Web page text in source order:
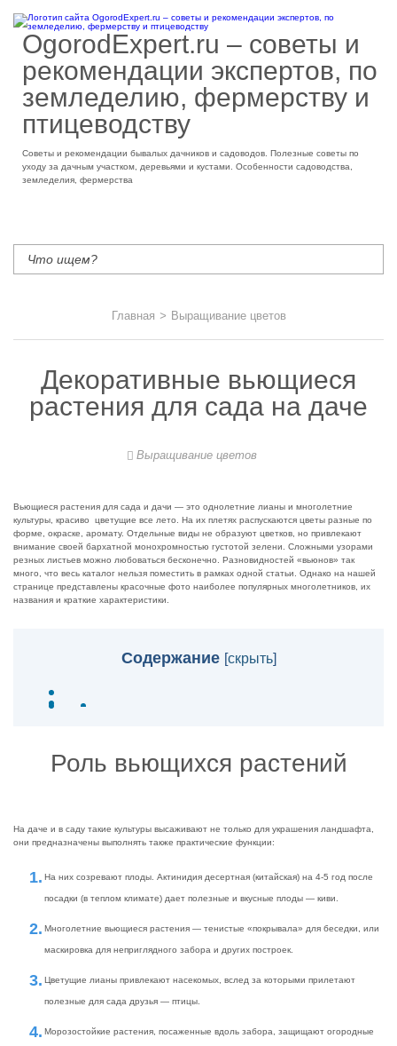
OgorodExpert.ru – cоветы и
рекомендации экспертов, по
земледелию, фермерству и
птицеводству
Советы и рекомендации бывалых дачников и садоводов. Полезные советы по
уходу за дачным участком, деревьями и кустами. Особенности садоводства,
земледелия, фермерства
Главная > Выращивание цветов
Декоративные вьющиеся
растения для сада на даче
Выращивание цветов
Вьющиеся растения для сада и дачи — это однолетние лианы и многолетние
культуры, красиво цветущие все лето. На их плетях распускаются цветы разные по
форме, окраске, аромату. Отдельные виды не образуют цветков, но привлекают
внимание своей бархатной монохромностью густотой зелени. Сложными узорами
резных листьев можно любоваться бесконечно. Разновидностей «вьюнов» так
много, что весь каталог нельзя поместить в рамках одной статьи. Однако на нашей
странице представлены красочные фото наиболее популярных многолетников, их
названия и краткие характеристики.
Содержание [скрыть]
Роль вьющихся растений
На даче и в саду такие культуры высаживают не только для украшения ландшафта,
они предназначены выполнять также практические функции:
На них созревают плоды. Актинидия десертная (китайская) на 4-5 год после
посадки (в теплом климате) дает полезные и вкусные плоды — киви.
Многолетние вьющиеся растения — тенистые «покрывала» для беседки, или
маскировка для неприглядного забора и других построек.
Цветущие лианы привлекают насекомых, вслед за которыми прилетают
полезные для сада друзья — птицы.
Морозостойкие растения, посаженные вдоль забора, защищают огородные